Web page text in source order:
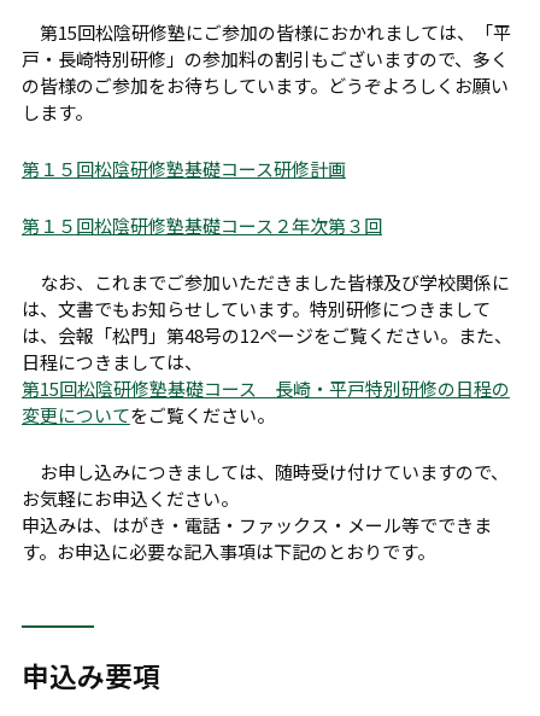
第15回松陰研修塾にご参加の皆様におかれましては、「平
戸・長崎特別研修」の参加料の割引もございますので、多く
の皆様のご参加をお待ちしています。どうぞよろしくお願い
します。
第１５回松陰研修塾基礎コース研修計画
第１５回松陰研修塾基礎コース２年次第３回
なお、これまでご参加いただきました皆様及び学校関係に
は、文書でもお知らせしています。特別研修につきまして
は、会報「松門」第48号の12ページをご覧ください。また、
日程につきましては、
第15回松陰研修塾基礎コース 長崎・平戸特別研修の日程の
変更についてをご覧ください。
お申し込みにつきましては、随時受け付けていますので、
お気軽にお申込ください。
申込みは、はがき・電話・ファックス・メール等でできま
す。お申込に必要な記入事項は下記のとおりです。
申込み要項